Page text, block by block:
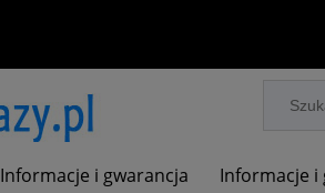
Informacje i gwarancja Informacje i